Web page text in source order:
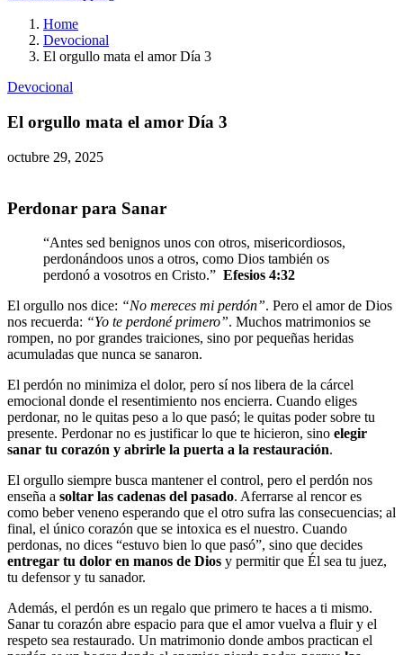
Home
Devocional
El orgullo mata el amor Día 3
Devocional
El orgullo mata el amor Día 3
octubre 29, 2025
Perdonar para Sanar
“Antes sed benignos unos con otros, misericordiosos,
perdonándoos unos a otros, como Dios también os
perdonó a vosotros en Cristo.” Efesios 4:32
El orgullo nos dice: “No mereces mi perdón”. Pero el amor de Dios
nos recuerda: “Yo te perdoné primero”. Muchos matrimonios se
rompen, no por grandes traiciones, sino por pequeñas heridas
acumuladas que nunca se sanaron.
El perdón no minimiza el dolor, pero sí nos libera de la cárcel
emocional donde el resentimiento nos encierra. Cuando eliges
perdonar, no le quitas peso a lo que pasó; le quitas poder sobre tu
presente. Perdonar no es justificar lo que te hicieron, sino elegir
sanar tu corazón y abrirle la puerta a la restauración.
El orgullo siempre busca mantener el control, pero el perdón nos
enseña a soltar las cadenas del pasado. Aferrarse al rencor es
como beber veneno esperando que el otro sufra las consecuencias; al
final, el único corazón que se intoxica es el nuestro. Cuando
perdonas, no dices “estuvo bien lo que pasó”, sino que decides
entregar tu dolor en manos de Dios y permitir que Él sea tu juez,
tu defensor y tu sanador.
Además, el perdón es un regalo que primero te haces a ti mismo.
Sanar tu corazón abre espacio para que el amor vuelva a fluir y el
respeto sea restaurado. Un matrimonio donde ambos practican el